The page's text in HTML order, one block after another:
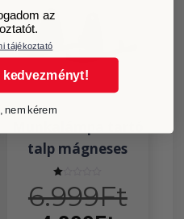
talp mágneses
1.00
/
6.999Ft
az
tájékoztató
kedvezményt!
nem kérem